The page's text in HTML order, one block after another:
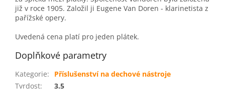
již v roce 1905. Založil ji Eugene Van Doren - klarinetista z
pařížské opery.
Uvedená cena platí pro jeden plátek.
Doplňkové parametry
Kategorie:
Příslušenství na dechové nástroje
Tvrdost: 3.5